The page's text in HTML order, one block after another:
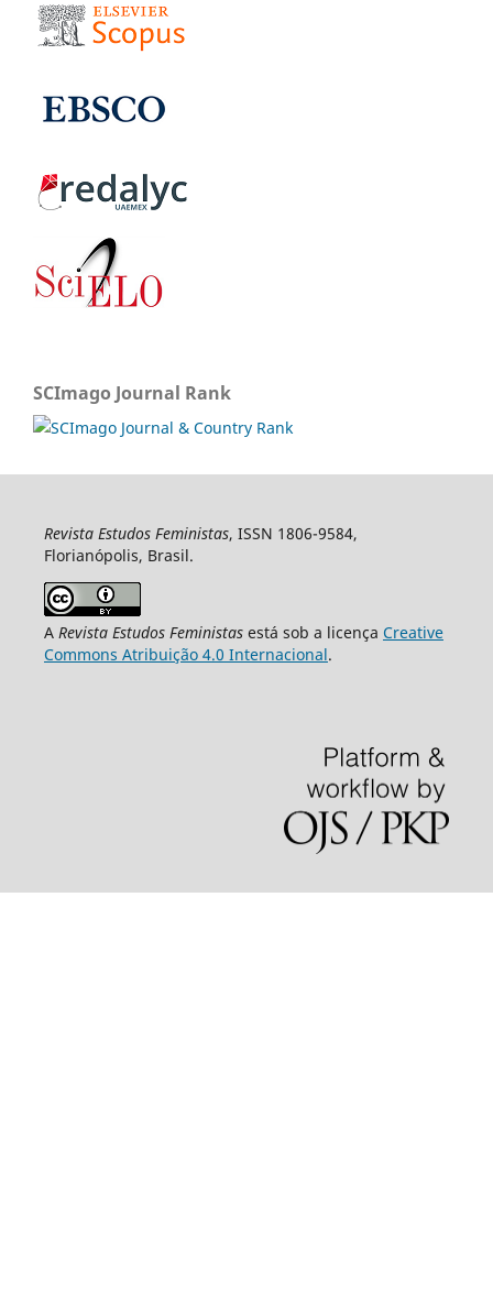
SCImago Journal Rank
Revista Estudos Feministas, ISSN 1806-9584,
Florianópolis, Brasil.
A Revista Estudos Feministasestá sob a licença Creative
Commons Atribuição 4.0 Internacional.